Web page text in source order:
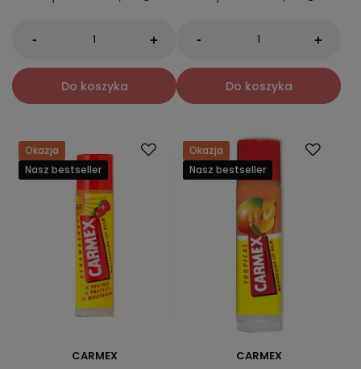
- +
Do koszyka
- +
Do koszyka
Okazja
Nasz bestseller
CARMEX
Okazja
Nasz bestseller
CARMEX